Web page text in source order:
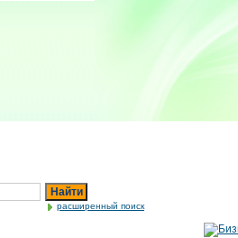
Найти
расширенный поиск